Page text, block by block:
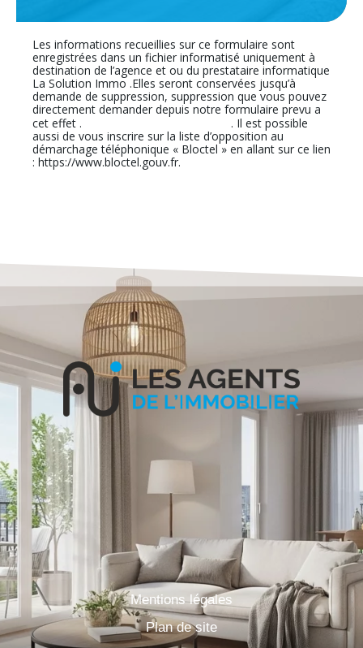
Les informations recueillies sur ce formulaire sont
enregistrées dans un fichier informatisé uniquement à
destination de l’agence et ou du prestataire informatique
La Solution Immo .Elles seront conservées jusqu’à
demande de suppression, suppression que vous pouvez
directement demander depuis notre formulaire prevu a
cet effet .
En cliquant sur ce lien
. Il est possible
aussi de vous inscrire sur la liste d’opposition au
démarchage téléphonique « Bloctel » en allant sur ce lien
: https://www.bloctel.gouv.fr.
Mentions légales
Plan de site